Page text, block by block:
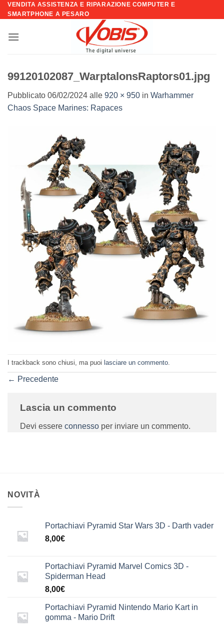
Salta
ai
VENDITA ASSISTENZA E RIPARAZIONE COMPUTER E
SMARTPHONE A PESARO
99120102087_WarptalonsRaptors01.jpg
Pubblicato 06/02/2024 alle 920 × 950 in Warhammer
Chaos Space Marines: Rapaces
I trackback sono chiusi, ma puoi lasciare un commento.
← Precedente
Lascia un commento
Devi essere connesso per inviare un commento.
NOVITÀ
Portachiavi Pyramid Star Wars 3D - Darth vader
8,00€
Portachiavi Pyramid Marvel Comics 3D -
Spiderman Head
8,00€
Portachiavi Pyramid Nintendo Mario Kart in
gomma - Mario Drift